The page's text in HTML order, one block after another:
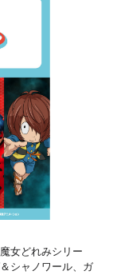
女どれみシリー
シャノワール、ガ